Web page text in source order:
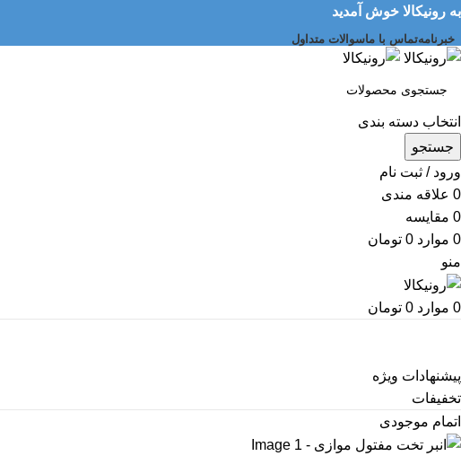
به رونیکالا خوش آمدید
خبرنامهتماس با ماسوالات متداول
انتخاب دسته بندی
جستجو
ورود / ثبت نام
0 علاقه مندی
0 مقایسه
0 موارد 0 تومان
منو
0 موارد 0 تومان
پیشنهادات ویژه
تخفیفات
اتمام موجودی